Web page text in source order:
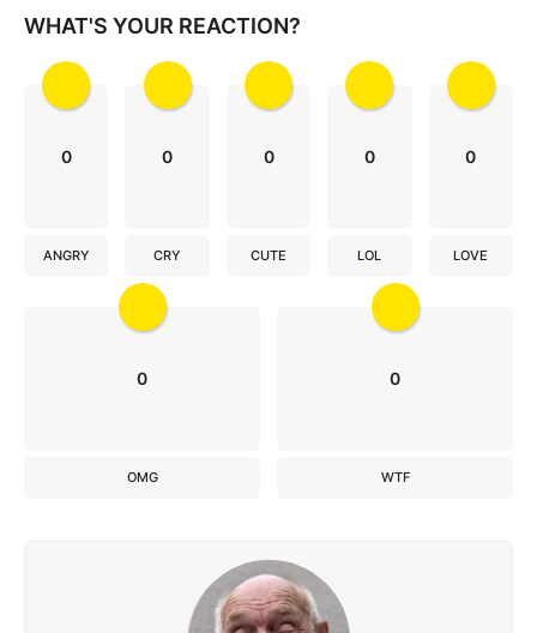
n
WHAT'S YOUR REACTION?
0
ANGRY
0
CRY
0
CUTE
0
LOL
0
LOVE
0
OMG
0
WTF